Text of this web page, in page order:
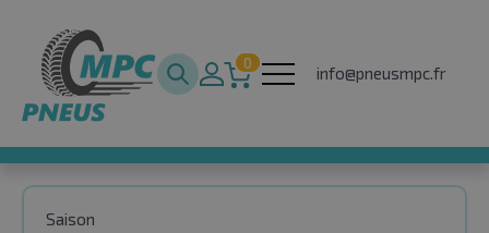
0
info@pneusmpc.fr
Saison